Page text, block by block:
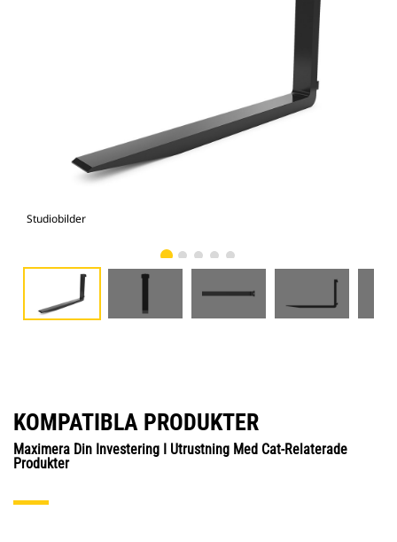
Studiobilder
KOMPATIBLA PRODUKTER
Maximera Din Investering I Utrustning Med Cat-Relaterade
Produkter